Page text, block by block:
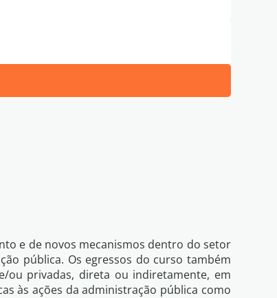
e de novos mecanismos dentro do setor
pública. Os egressos do curso também
ou privadas, direta ou indiretamente, em
às ações da administração pública como